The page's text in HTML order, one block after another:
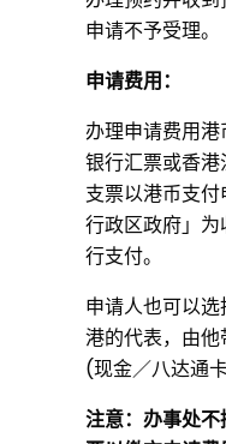
申请不予受理。
申请费用：
办理申请费用
银行汇票或香
支票以港币支
行政区政府」
行支付。
申请人也可以
港的代表，由
(现金／八达通
注意：办事处